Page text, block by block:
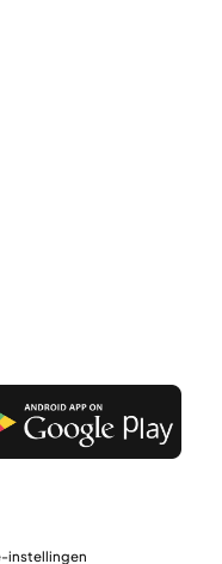
instellingen